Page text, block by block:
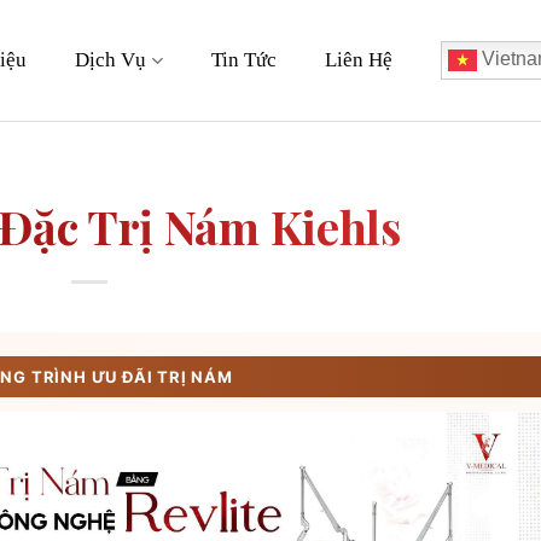
Dịch Vụ Tin Tức Liên Hệ
Trị Nám Kiehls
TRÌNH ƯU ĐÃI TRỊ NÁM